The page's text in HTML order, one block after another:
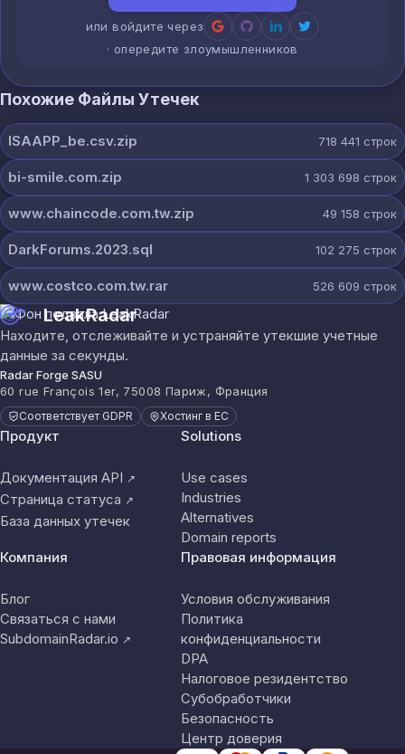
или войдите через
· опередите злоумышленников
Похожие Файлы Утечек
ISAAPP_be.csv.zip 718 441 строк
bi-smile.com.zip 1 303 698 строк
www.chaincode.com.tw.zip 49 158 строк
DarkForums.2023.sql 102 275 строк
www.costco.com.tw.rar 526 609 строк
LeakRadar
Находите, отслеживайте и устраняйте утекшие учетные
данные за секунды.
Radar Forge SASU
60 rue François 1er, 75008 Париж, Франция
Соответствует GDPR Хостинг в ЕС
Продукт
Документация API ↗
Страница статуса ↗
База данных утечек
Solutions
Use cases
Industries
Alternatives
Domain reports
Компания
Блог
Связаться с нами
SubdomainRadar.io ↗
Правовая информация
Условия обслуживания
Политика
конфиденциальности
DPA
Налоговое резидентство
Субобработчики
Безопасность
Центр доверия